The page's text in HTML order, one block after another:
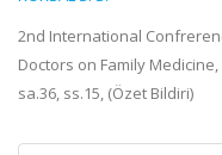
2nd International
Doctors on Family Medicine,
sa.36, ss.15, (Özet Bildiri)